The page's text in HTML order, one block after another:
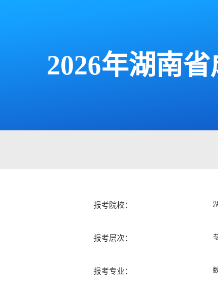
2026年湖南
报考院校：
报考层次：
报考专业：